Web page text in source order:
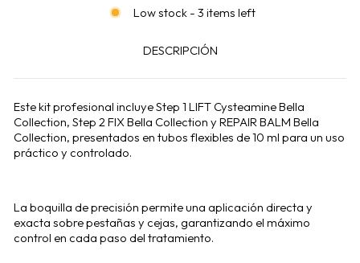
Low stock - 3 items left
DESCRIPCIÓN
Este kit profesional incluye Step 1 LIFT Cysteamine Bella
Collection, Step 2 FIX Bella Collection y REPAIR BALM Bella
Collection, presentados en tubos flexibles de 10 ml para un uso
práctico y controlado.
La boquilla de precisión permite una aplicación directa y
exacta sobre pestañas y cejas, garantizando el máximo
control en cada paso del tratamiento.